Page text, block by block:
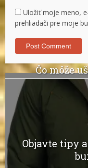
Uložiť moje meno,
prehliadači pre moje
Čo môže
Objavte tipy